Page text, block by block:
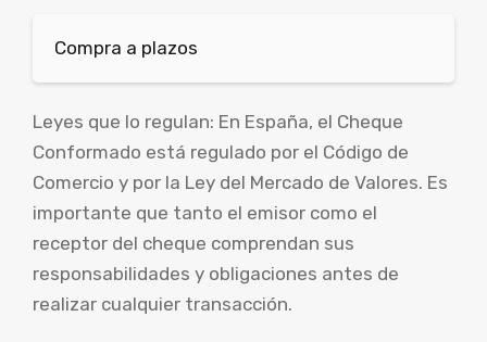
Compra a plazos
Leyes que lo regulan: En España, el Cheque
Conformado está regulado por el Código de
Comercio y por la Ley del Mercado de Valores. Es
importante que tanto el emisor como el
receptor del cheque comprendan sus
responsabilidades y obligaciones antes de
realizar cualquier transacción.